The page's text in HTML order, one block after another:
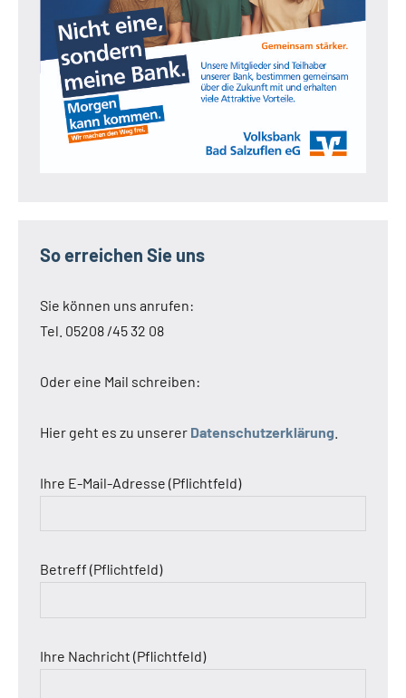
So erreichen Sie uns
Sie können uns anrufen:
Tel. 05208 /45 32 08
Oder eine Mail schreiben:
Hier geht es zu unserer Datenschutzerklärung
Ihre E-Mail-Adresse (Pflichtfeld)
Betreff (Pflichtfeld)
Ihre Nachricht (Pflichtfeld)